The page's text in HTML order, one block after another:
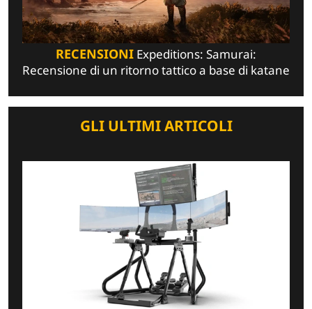
RECENSIONI Expeditions: Samurai:
Recensione di un ritorno tattico a base di katane
GLI ULTIMI ARTICOLI